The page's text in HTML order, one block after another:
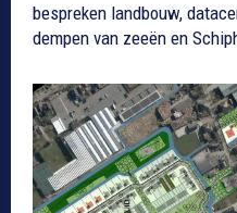
bespreken landbouw,
dempen van zeeën en